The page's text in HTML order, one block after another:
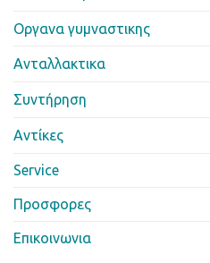
Οργανα γυμναστικης
Ανταλλακτικα
Συντήρηση
Αντίκες
Service
Προσφορες
Επικοινωνια